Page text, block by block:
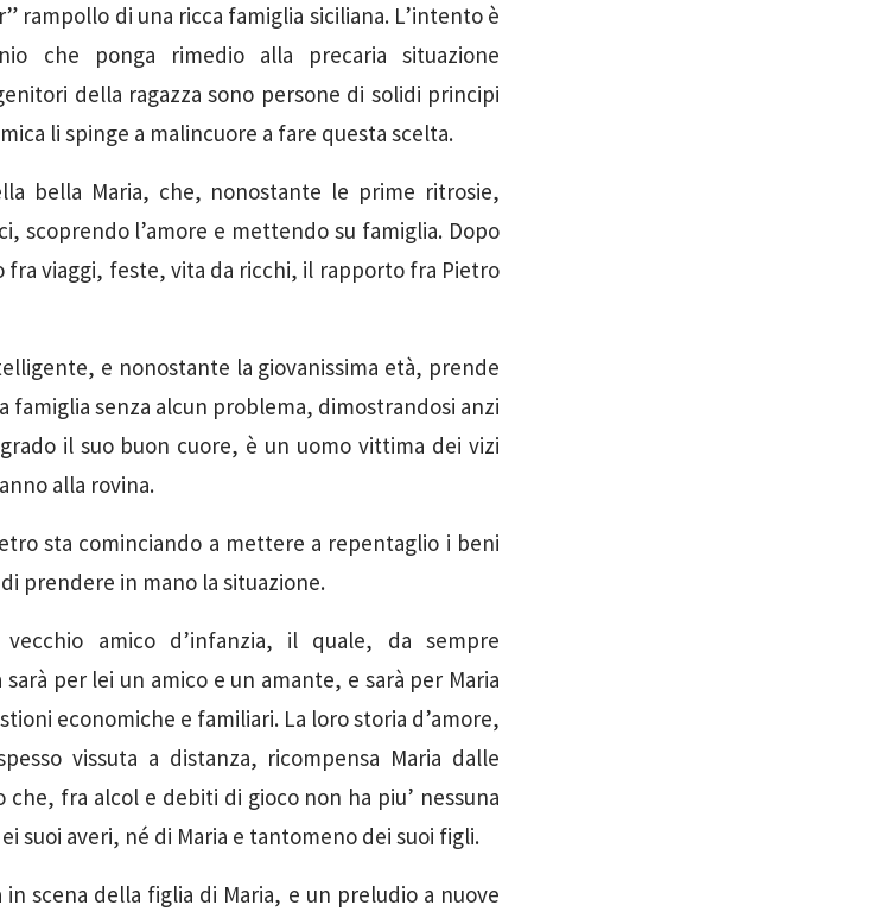
rampollo di una ricca famiglia siciliana. L’intento è
che ponga rimedio alla precaria situazione
della ragazza sono persone di solidi principi
li spinge a malincuore a fare questa scelta.
bella Maria, che, nonostante le prime ritrosie,
scoprendo l’amore e mettendo su famiglia. Dopo
viaggi, feste, vita da ricchi, il rapporto fra Pietro
e nonostante la giovanissima età, prende
famiglia senza alcun problema, dimostrandosi anzi
il suo buon cuore, è un uomo vittima dei vizi
alla rovina.
sta cominciando a mettere a repentaglio i beni
prendere in mano la situazione.
amico d’infanzia, il quale, da sempre
per lei un amico e un amante, e sarà per Maria
economiche e familiari. La loro storia d’amore,
vissuta a distanza, ricompensa Maria dalle
fra alcol e debiti di gioco non ha piu’ nessuna
suoi averi, né di Maria e tantomeno dei suoi figli.
scena della figlia di Maria, e un preludio a nuove